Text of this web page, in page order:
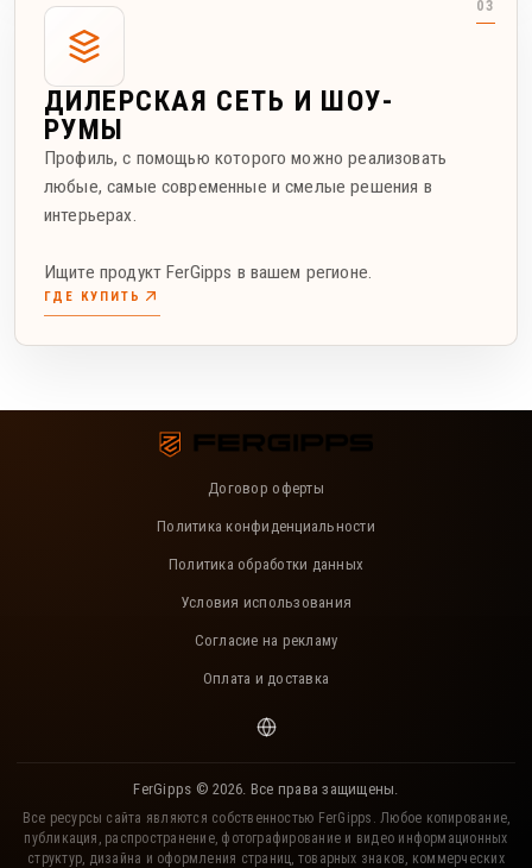
ДИЛЕРСКАЯ СЕТЬ И ШОУ-
РУМЫ
Профиль, с помощью которого можно реализовать
любые, самые современные и смелые решения в
интерьерах.
Ищите продукт FerGipps в вашем регионе.
ГДЕ КУПИТЬ
Договор оферты
Политика конфиденциальности
Политика обработки данных
Условия использования
Согласие на рекламу
Оплата и доставка
FerGipps © 2026. Все права защищены.
Все ресурсы сайта являются собственностью FerGipps. Любое копирование,
публикация, распространение, фотографирование и видео информационных
структур, дизайна и оформления страниц, товарных знаков, коммерческих